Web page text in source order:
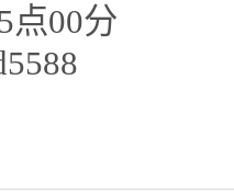
点00分